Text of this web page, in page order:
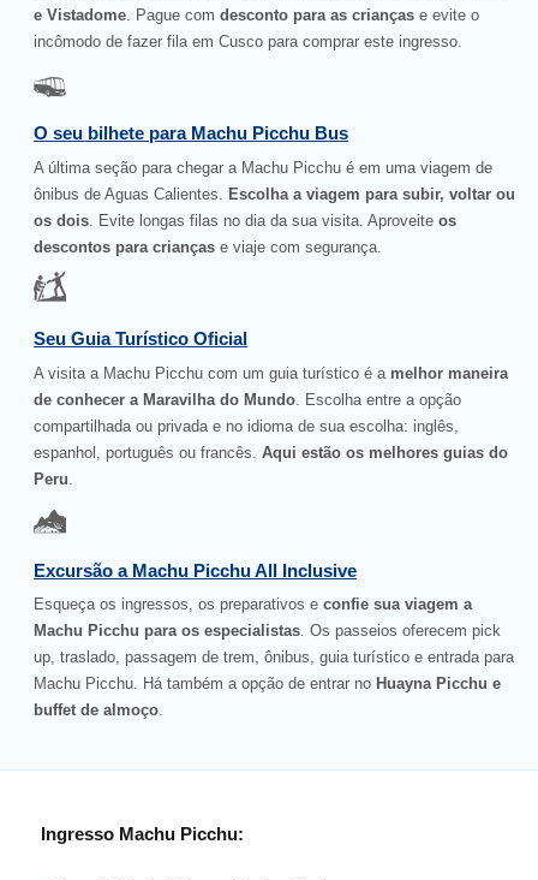
e Vistadome. Pague comdesconto para as crianças e evite o
incômodo de fazer fila em Cusco para comprar este ingresso.
O seu bilhete para Machu Picchu Bus
A última seção para chegar a Machu Picchu é em uma viagem de
ônibus de Aguas Calientes.
Escolha a viagem para subir, voltar ou
os dois . Evite longas filas no dia da sua visita. Aproveiteos
descontos para crianças e viaje com segurança.
Seu Guia Turístico Oficial
A visita a Machu Picchu com um guia turístico é a melhor maneira
de conhecer a Maravilha do Mundo . Escolha entre a opção
compartilhada ou privada e no idioma de sua escolha: inglês,
espanhol, português ou francês. Aqui estão os melhores guias do
Peru
Excursão a Machu Picchu All Inclusive
Esqueça os ingressos, os preparativos e confie sua viagem a
Machu Picchu para os especialistas. Os passeios oferecem pick
up, traslado, passagem de trem, ônibus, guia turístico e entrada para
Machu Picchu. Há também a opção de entrar no Huayna Picchu e
buffet de almoço.
Ingresso Machu Picchu: